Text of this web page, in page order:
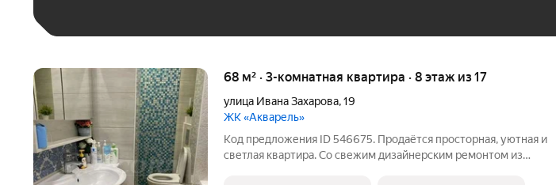
68 м² · 3-комнатная квартира · 8 этаж из 17
улица Ивана Захарова,19
ЖК «Акварель»
Код предложения ID 546675. Продаётся просторная, уютная и
светлая квартира. Со свежим дизайнерским ремонтом из